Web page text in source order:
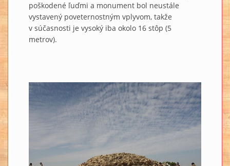
poškodené ľuďmi a monument bol neustále
vystavený poveternostným vplyvom, takže
v súčasnosti je vysoký iba okolo 16 stôp (5
metrov).